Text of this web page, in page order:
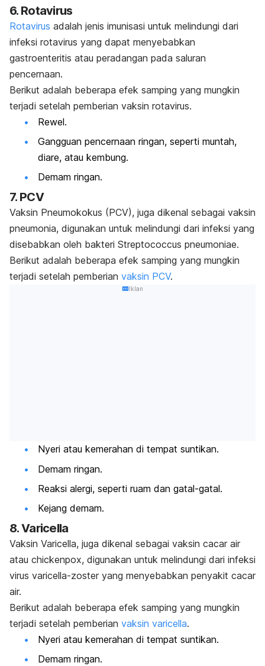
6. Rotavirus
Rotavirus adalah jenis imunisasi untuk melindungi dari
infeksi rotavirus yang dapat menyebabkan
gastroenteritis atau peradangan pada saluran
pencernaan.
Berikut adalah beberapa efek samping yang mungkin
terjadi setelah pemberian vaksin rotavirus.
Rewel.
Gangguan pencernaan ringan, seperti muntah,
diare, atau kembung.
Demam ringan.
7. PCV
Vaksin Pneumokokus (PCV), juga dikenal sebagai vaksin
pneumonia, digunakan untuk melindungi dari infeksi yang
disebabkan oleh bakteri Streptococcus pneumoniae.
Berikut adalah beberapa efek samping yang mungkin
terjadi setelah pemberian vaksin PCV.
Iklan
Nyeri atau kemerahan di tempat suntikan.
Demam ringan.
Reaksi alergi, seperti ruam dan gatal-gatal.
Kejang demam.
8. Varicella
Vaksin Varicella, juga dikenal sebagai vaksin cacar air
atau chickenpox, digunakan untuk melindungi dari infeksi
virus varicella-zoster yang menyebabkan penyakit cacar
air.
Berikut adalah beberapa efek samping yang mungkin
terjadi setelah pemberian vaksin varicella.
Nyeri atau kemerahan di tempat suntikan.
Demam ringan.